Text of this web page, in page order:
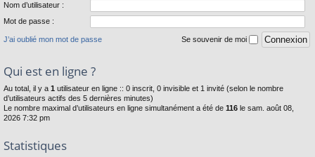
Nom d’utilisateur :
Mot de passe :
J’ai oublié mon mot de passe Se souvenir de moi
Qui est en ligne ?
Au total, il y a 1 utilisateur en ligne :: 0 inscrit, 0 invisible et 1 invité (selon le nombre
d’utilisateurs actifs des 5 dernières minutes)
Le nombre maximal d’utilisateurs en ligne simultanément a été de 116 le sam. août 08,
2026 7:32 pm
Statistiques